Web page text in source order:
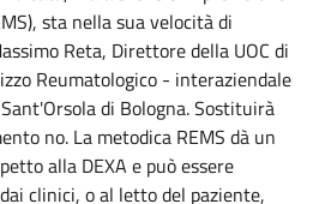
sta nella sua velocità di
Reta, Direttore della UOC di
Reumatologico - interaziendale
di Bologna. Sostituirà
no. La metodica REMS dà un
alla DEXA e può essere
clinici, o al letto del paziente,